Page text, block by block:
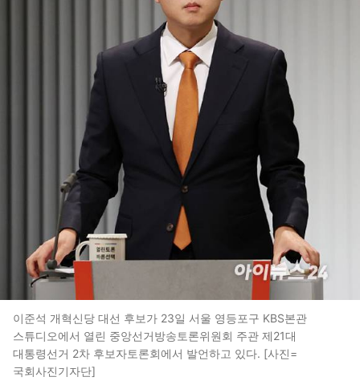
이준석 개혁신당 대선 후보가 23일 서울 영등포구 KBS본관
스튜디오에서 열린 중앙선거방송토론위원회 주관 제21대
대통령선거 2차 후보자토론회에서 발언하고 있다. [사진=
국회사진기자단]